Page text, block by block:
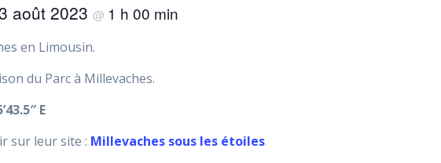
août 2023 @ 1 h 00 min
en Limousin.
du Parc à Millevaches.
E
sur leur site : Millevaches sous les étoiles